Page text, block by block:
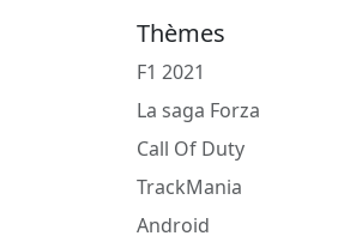
Thèmes
F1 2021
La saga Forza
Call Of Duty
TrackMania
Android